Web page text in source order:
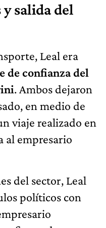
salida del
Leal era
de confianza del
. Ambos dejaron
en medio de
viaje realizado en
al empresario
del sector, Leal
políticos con